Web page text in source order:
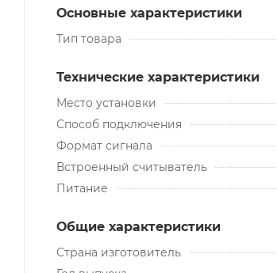
Основные характеристики
Тип товара
Технические характеристики
Место установки
Способ подключения
Формат сигнала
Встроенный считыватель
Питание
Общие характеристики
Страна изготовитель